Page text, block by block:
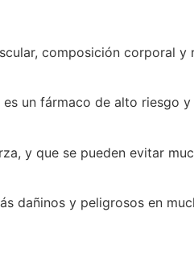
composición corporal y
un fármaco de alto riesgo
y que se pueden evitar
dañinos y peligrosos en